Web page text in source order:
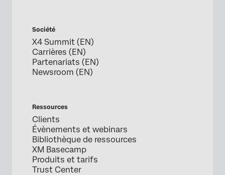
Société
X4 Summit (EN)
Carrières (EN)
Partenariats (EN)
Newsroom (EN)
Ressources
Clients
Évènements et webinars
Bibliothèque de ressources
XM Basecamp
Produits et tarifs
Trust Center